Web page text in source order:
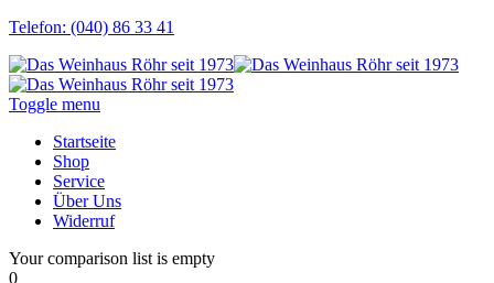
Telefon: (040) 86 33 41
Toggle menu
Startseite
Shop
Service
Über Uns
Widerruf
Your comparison list is empty
0